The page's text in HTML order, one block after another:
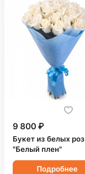
9 800 ₽
Букет из белых роз
"Белый плен"
Подробнее